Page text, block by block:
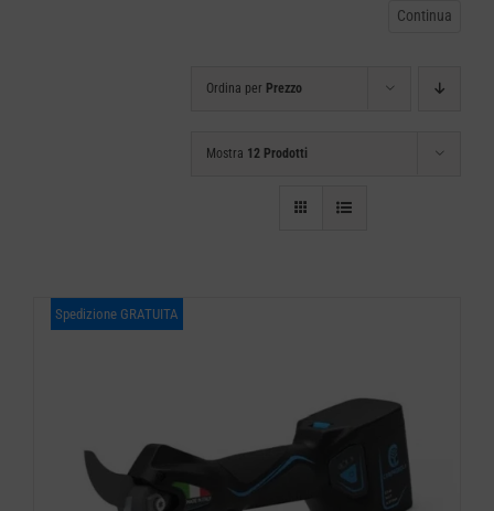
Ordina per Prezzo
Mostra 12 Prodotti
Spedizione GRATUITA